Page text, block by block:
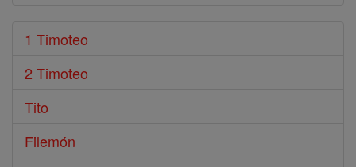
1 Timoteo
2 Timoteo
Tito
Filemón